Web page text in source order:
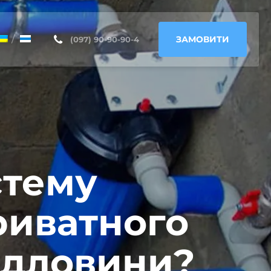
(097) 90-90-90-4 ЗАМОВИТИ